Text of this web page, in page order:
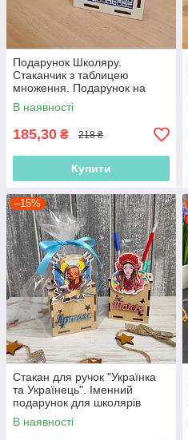
Подарунок Школяру.
Стаканчик з таблицею
множення. Подарунок на
випускний Набір
першокласника
В наявності
185,30 ₴ 218 ₴
Купити
–15%
Стакан для ручок "Українка
та Українець". Іменний
подарунок для школярів
В наявності